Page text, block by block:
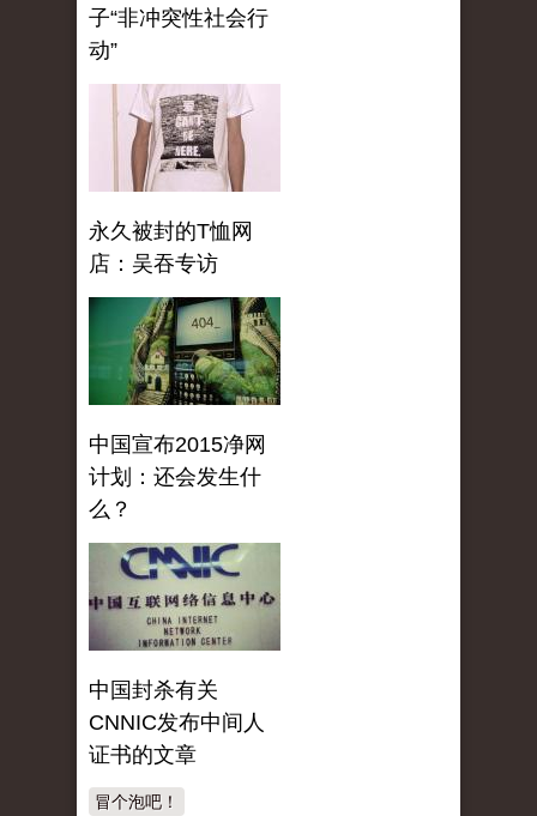
子“非冲突性社会行
动”
永久被封的T恤网
店：吴吞专访
中国宣布2015净网
计划：还会发生什
么？
中国封杀有关
CNNIC发布中间人
证书的文章
冒个泡吧！